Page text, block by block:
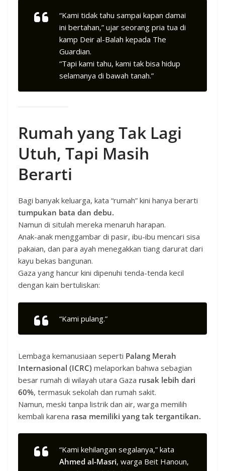
“Kami tidak tahu sampai kapan damai
ini bertahan,” ujar seorang pria tua di
kamp Deir al-Balah kepada The
Guardian.
“Tapi kami tahu, kami tak bisa hidup
selamanya di bawah tanah.”
Rumah yang Tak Lagi
Utuh, Tapi Masih
Berarti
Bagi banyak keluarga, kata “rumah” kini hanya berarti
tumpukan bata dan debu.
Namun di situlah mereka menaruh harapan.
Anak-anak menggambar di pasir, ibu-ibu mencari sisa
pakaian, dan para ayah menegakkan tiang darurat dari
kayu bekas bangunan.
Gaza yang hancur kini dipenuhi tenda-tenda kecil
dengan kain bertuliskan:
“Kami pulang.”
Lembaga kemanusiaan seperti Palang Merah
Internasional (ICRC) melaporkan bahwa sebagian
besar rumah di wilayah utara Gaza rusak lebih dari
60%, termasuk sekolah dan rumah sakit.
Namun, meski tanpa listrik dan air, warga memilih
kembali karena rasa memiliki yang tak tergantikan.
“Kami kehilangan segalanya,” kata
Ahmed al-Masri, warga Beit Hanoun,